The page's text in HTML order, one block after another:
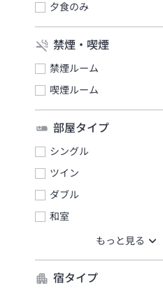
夕食のみ
禁煙・喫煙
禁煙ルーム
喫煙ルーム
部屋タイプ
シングル
ツイン
ダブル
和室
宿タイプ